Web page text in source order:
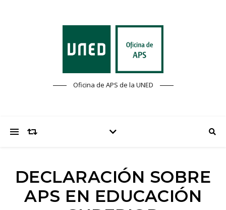
Oficina de APS de la UNED
DECLARACIÓN SOBRE
APS EN EDUCACIÓN